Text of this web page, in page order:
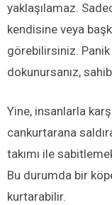
yaklaşılamaz.
kendisine veya
görebilirsiniz. Panik
dokunursanız,
Yine, insanlarla
cankurtarana
takımı ile
Bu durumda bir
kurtarabilir.